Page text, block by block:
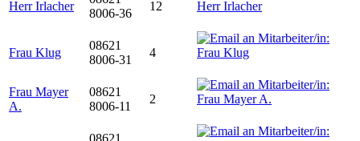
Herr Irlacher
8006-36
12
Frau Klug
08621
8006-31
4
Frau Mayer
A.
08621
8006-11
2